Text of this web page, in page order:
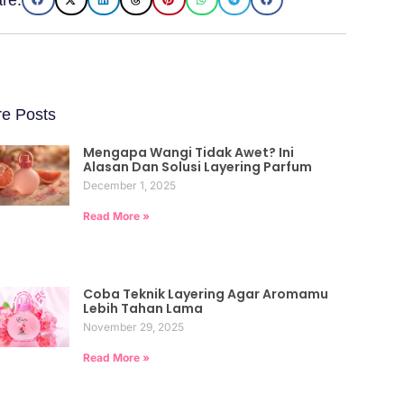
Posts
Mengapa Wangi Tidak Awet? Ini
Alasan Dan Solusi Layering Parfum
December 1, 2025
Read More »
Coba Teknik Layering Agar Aromamu
Lebih Tahan Lama
November 29, 2025
Read More »